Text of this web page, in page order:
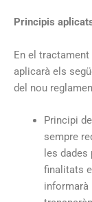
Principis
En el
aplicarà els
del nou
Principi
sempre
les
finalitats
informarà